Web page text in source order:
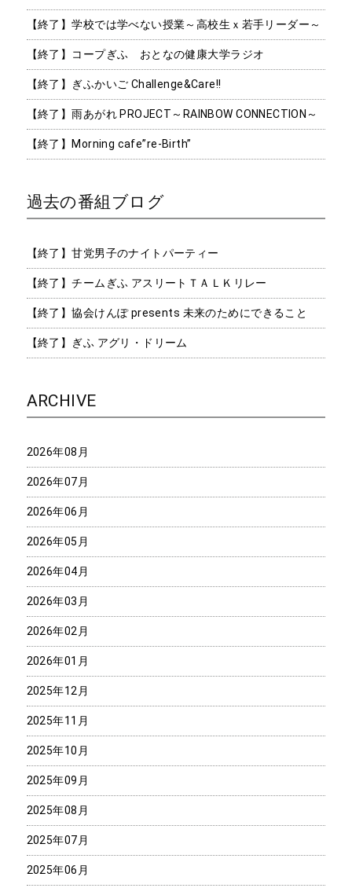
【終了】学校では学べない授業～高校生ｘ若手リーダー～
【終了】コープぎふ おとなの健康大学ラジオ
【終了】ぎふかいご Challenge&Care!!
【終了】雨あがれ PROJECT～RAINBOW CONNECTION～
【終了】Morning cafe”re-Birth”
過去の番組ブログ
【終了】甘党男子のナイトパーティー
【終了】チームぎふ アスリートＴＡＬＫリレー
【終了】協会けんぽ presents 未来のためにできること
【終了】ぎふ アグリ・ドリーム
ARCHIVE
2026年08月
2026年07月
2026年06月
2026年05月
2026年04月
2026年03月
2026年02月
2026年01月
2025年12月
2025年11月
2025年10月
2025年09月
2025年08月
2025年07月
2025年06月